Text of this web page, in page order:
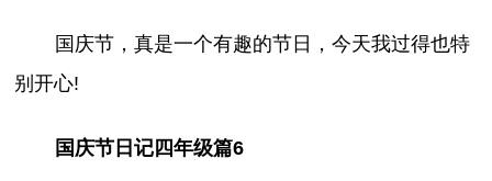
国庆节，真是一个有趣的节日，今天我过得也特
别开心!
国庆节日记四年级篇6